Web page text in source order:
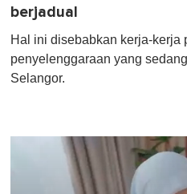
berjadual
Hal ini disebabkan kerja-kerja
penyelenggaraan yang
Selangor.